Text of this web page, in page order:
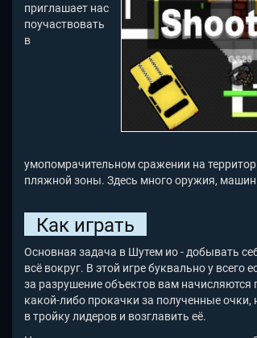
приглашает нас
поучаствовать
в
умопомрачительном сражении на
пляжной зоны. Здесь много оружия, машин
Как играть
Основная задача в Шутем ио - добывать
всё вокруг. В этой игре буквально у всего
за разрушение объектов вам начисляются
какой-либо прокачки за полученные
в тройку лидеров и возглавить её.